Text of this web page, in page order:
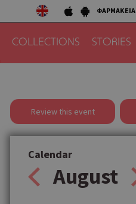
ΦΑΡΜΑΚΕΙΑ
COLLECTIONS STORIES
Review this event
Calendar
August